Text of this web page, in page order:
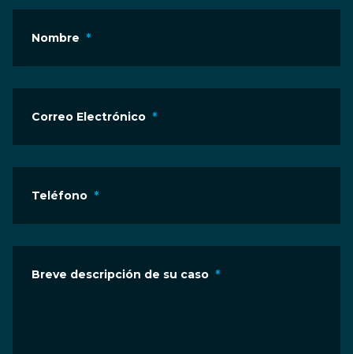
Nombre *
Correo Electrónico *
Teléfono *
Breve descripción de su caso *